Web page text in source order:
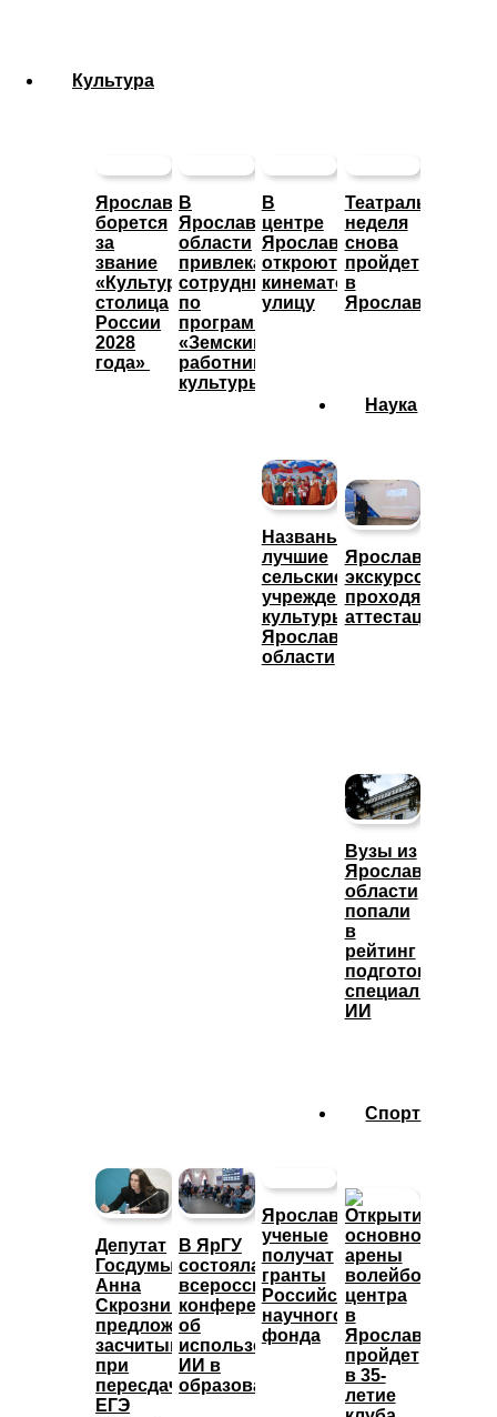
Культура
Ярославль
борется
за
звание
«Культурная
столица
России
2028
года»
В
Ярославской
области
привлекают
сотрудников
по
программе
«Земский
работник
культуры»
В
центре
Ярославле
откроют
кинематографическую
улицу
Театральная
неделя
снова
пройдет
в
Ярославле
Названы
лучшие
сельские
учреждения
культуры
Ярославской
области
Наука
Ярославские
экскурсоводы
проходят
аттестацию
Вузы из
Ярославской
области
попали
в
рейтинг
подготовки
специалистов
ИИ
Депутат
Госдумы
Анна
Скрозникова
предложила
засчитывать
при
пересдаче
ЕГЭ
В ЯрГУ
состоялась
всероссийская
конференция
об
использовании
ИИ в
образовании
Ярославские
ученые
получат
гранты
Российского
научного
фонда
Спорт